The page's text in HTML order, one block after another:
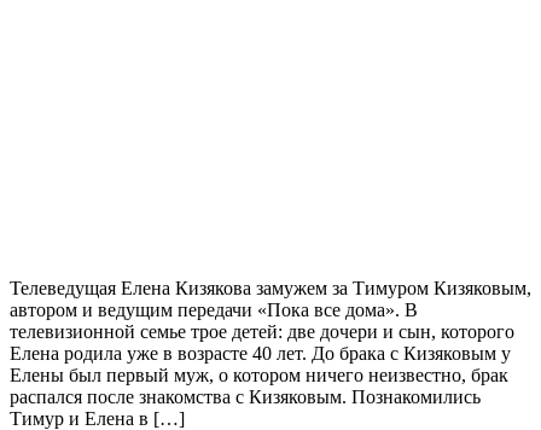
Телеведущая Елена Кизякова замужем за Тимуром Кизяковым,
автором и ведущим передачи «Пока все дома». В
телевизионной семье трое детей: две дочери и сын, которого
Елена родила уже в возрасте 40 лет. До брака с Кизяковым у
Елены был первый муж, о котором ничего неизвестно, брак
распался после знакомства с Кизяковым. Познакомились
Тимур и Елена в […]